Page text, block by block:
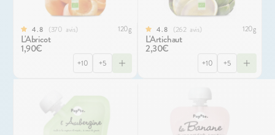
4.8 370 avis 120g
L'Abricot
1,90€
+10 +5
4.8 262 avis 120g
L'Artichaut
2,30€
+10 +5